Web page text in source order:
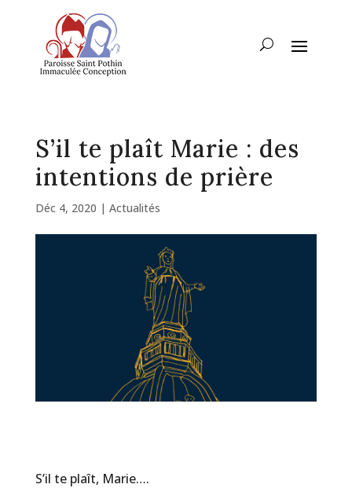
S’il te plaît Marie : des
intentions de prière
Déc 4, 2020 | Actualités
S’il te plaît, Marie….